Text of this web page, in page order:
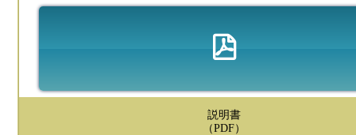
説明書
（PDF）